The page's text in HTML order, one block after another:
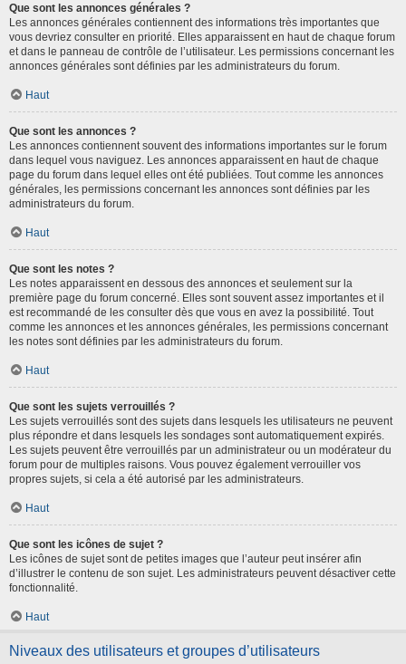
Que sont les annonces générales ?
Les annonces générales contiennent des informations très importantes que
vous devriez consulter en priorité. Elles apparaissent en haut de chaque forum
et dans le panneau de contrôle de l’utilisateur. Les permissions concernant les
annonces générales sont définies par les administrateurs du forum.
Haut
Que sont les annonces ?
Les annonces contiennent souvent des informations importantes sur le forum
dans lequel vous naviguez. Les annonces apparaissent en haut de chaque
page du forum dans lequel elles ont été publiées. Tout comme les annonces
générales, les permissions concernant les annonces sont définies par les
administrateurs du forum.
Haut
Que sont les notes ?
Les notes apparaissent en dessous des annonces et seulement sur la
première page du forum concerné. Elles sont souvent assez importantes et il
est recommandé de les consulter dès que vous en avez la possibilité. Tout
comme les annonces et les annonces générales, les permissions concernant
les notes sont définies par les administrateurs du forum.
Haut
Que sont les sujets verrouillés ?
Les sujets verrouillés sont des sujets dans lesquels les utilisateurs ne peuvent
plus répondre et dans lesquels les sondages sont automatiquement expirés.
Les sujets peuvent être verrouillés par un administrateur ou un modérateur du
forum pour de multiples raisons. Vous pouvez également verrouiller vos
propres sujets, si cela a été autorisé par les administrateurs.
Haut
Que sont les icônes de sujet ?
Les icônes de sujet sont de petites images que l’auteur peut insérer afin
d’illustrer le contenu de son sujet. Les administrateurs peuvent désactiver cette
fonctionnalité.
Haut
Niveaux des utilisateurs et groupes d’utilisateurs